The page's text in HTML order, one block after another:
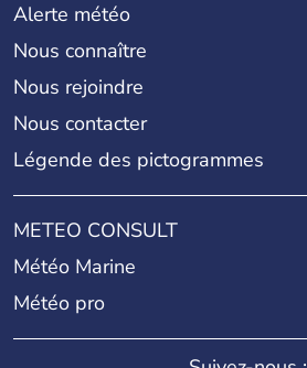
Alerte météo
Nous connaître
Nous rejoindre
Nous contacter
Légende des pictogrammes
METEO CONSULT
Météo Marine
Météo pro